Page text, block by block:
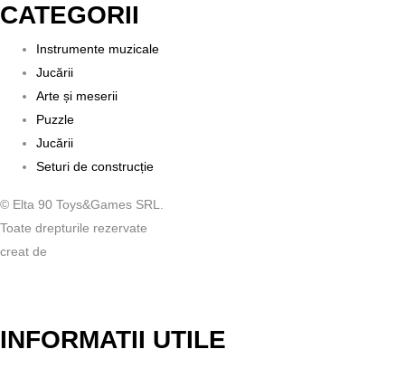
CATEGORII
Instrumente muzicale
Jucării
Arte și meserii
Puzzle
Jucării
Seturi de construcție
© Elta 90 Toys&Games SRL.
Toate drepturile rezervate
creat de
INFORMATII UTILE